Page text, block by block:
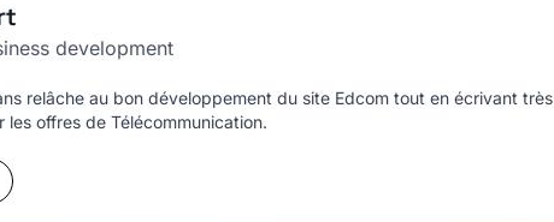
development
relâche au bon développement du site Edcom tout en écrivant très
offres de Télécommunication.